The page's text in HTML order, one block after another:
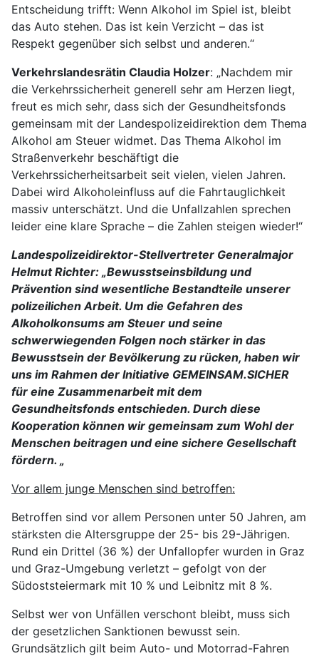
Entscheidung trifft: Wenn Alkohol im Spiel ist, bleibt
das Auto stehen. Das ist kein Verzicht – das ist
Respekt gegenüber sich selbst und anderen.“
Verkehrslandesrätin Claudia Holzer: „Nachdem mir
die Verkehrssicherheit generell sehr am Herzen liegt,
freut es mich sehr, dass sich der Gesundheitsfonds
gemeinsam mit der Landespolizeidirektion dem Thema
Alkohol am Steuer widmet. Das Thema Alkohol im
Straßenverkehr beschäftigt die
Verkehrssicherheitsarbeit seit vielen, vielen Jahren.
Dabei wird Alkoholeinfluss auf die Fahrtauglichkeit
massiv unterschätzt. Und die Unfallzahlen sprechen
leider eine klare Sprache – die Zahlen steigen wieder!“
Landespolizeidirektor-Stellvertreter Generalmajor
Helmut Richter: „Bewusstseinsbildung und
Prävention sind wesentliche Bestandteile unserer
polizeilichen Arbeit. Um die Gefahren des
Alkoholkonsums am Steuer und seine
schwerwiegenden Folgen noch stärker in das
Bewusstsein der Bevölkerung zu rücken, haben wir
uns im Rahmen der Initiative GEMEINSAM.SICHER
für eine Zusammenarbeit mit dem
Gesundheitsfonds entschieden. Durch diese
Kooperation können wir gemeinsam zum Wohl der
Menschen beitragen und eine sichere Gesellschaft
fördern. „
Vor allem junge Menschen sind betroffen:
Betroffen sind vor allem Personen unter 50 Jahren, am
stärksten die Altersgruppe der 25- bis 29-Jährigen.
Rund ein Drittel (36 %) der Unfallopfer wurden in Graz
und Graz-Umgebung verletzt – gefolgt von der
Südoststeiermark mit 10 % und Leibnitz mit 8 %.
Selbst wer von Unfällen verschont bleibt, muss sich
der gesetzlichen Sanktionen bewusst sein.
Grundsätzlich gilt beim Auto- und Motorrad-Fahren